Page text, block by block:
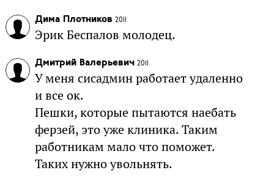
Дима Плотников 2011
Эрик Беспалов молодец.
Дмитрий Валерьевич 2011
У меня сисадмин работает удаленно
и все ок.
Пешки, которые пытаются наебать
ферзей, это уже клиника. Таким
работникам мало что поможет.
Таких нужно увольнять.